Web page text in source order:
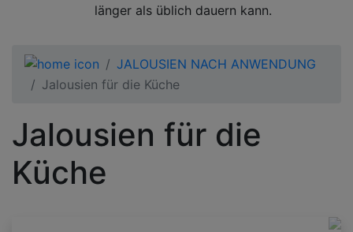
länger als üblich dauern kann.
JALOUSIEN NACH ANWENDUNG
Jalousien für die Küche
Jalousien für die
Küche